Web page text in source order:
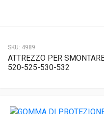
SKU: 4989
ATTREZZO PER
520-525-530-532